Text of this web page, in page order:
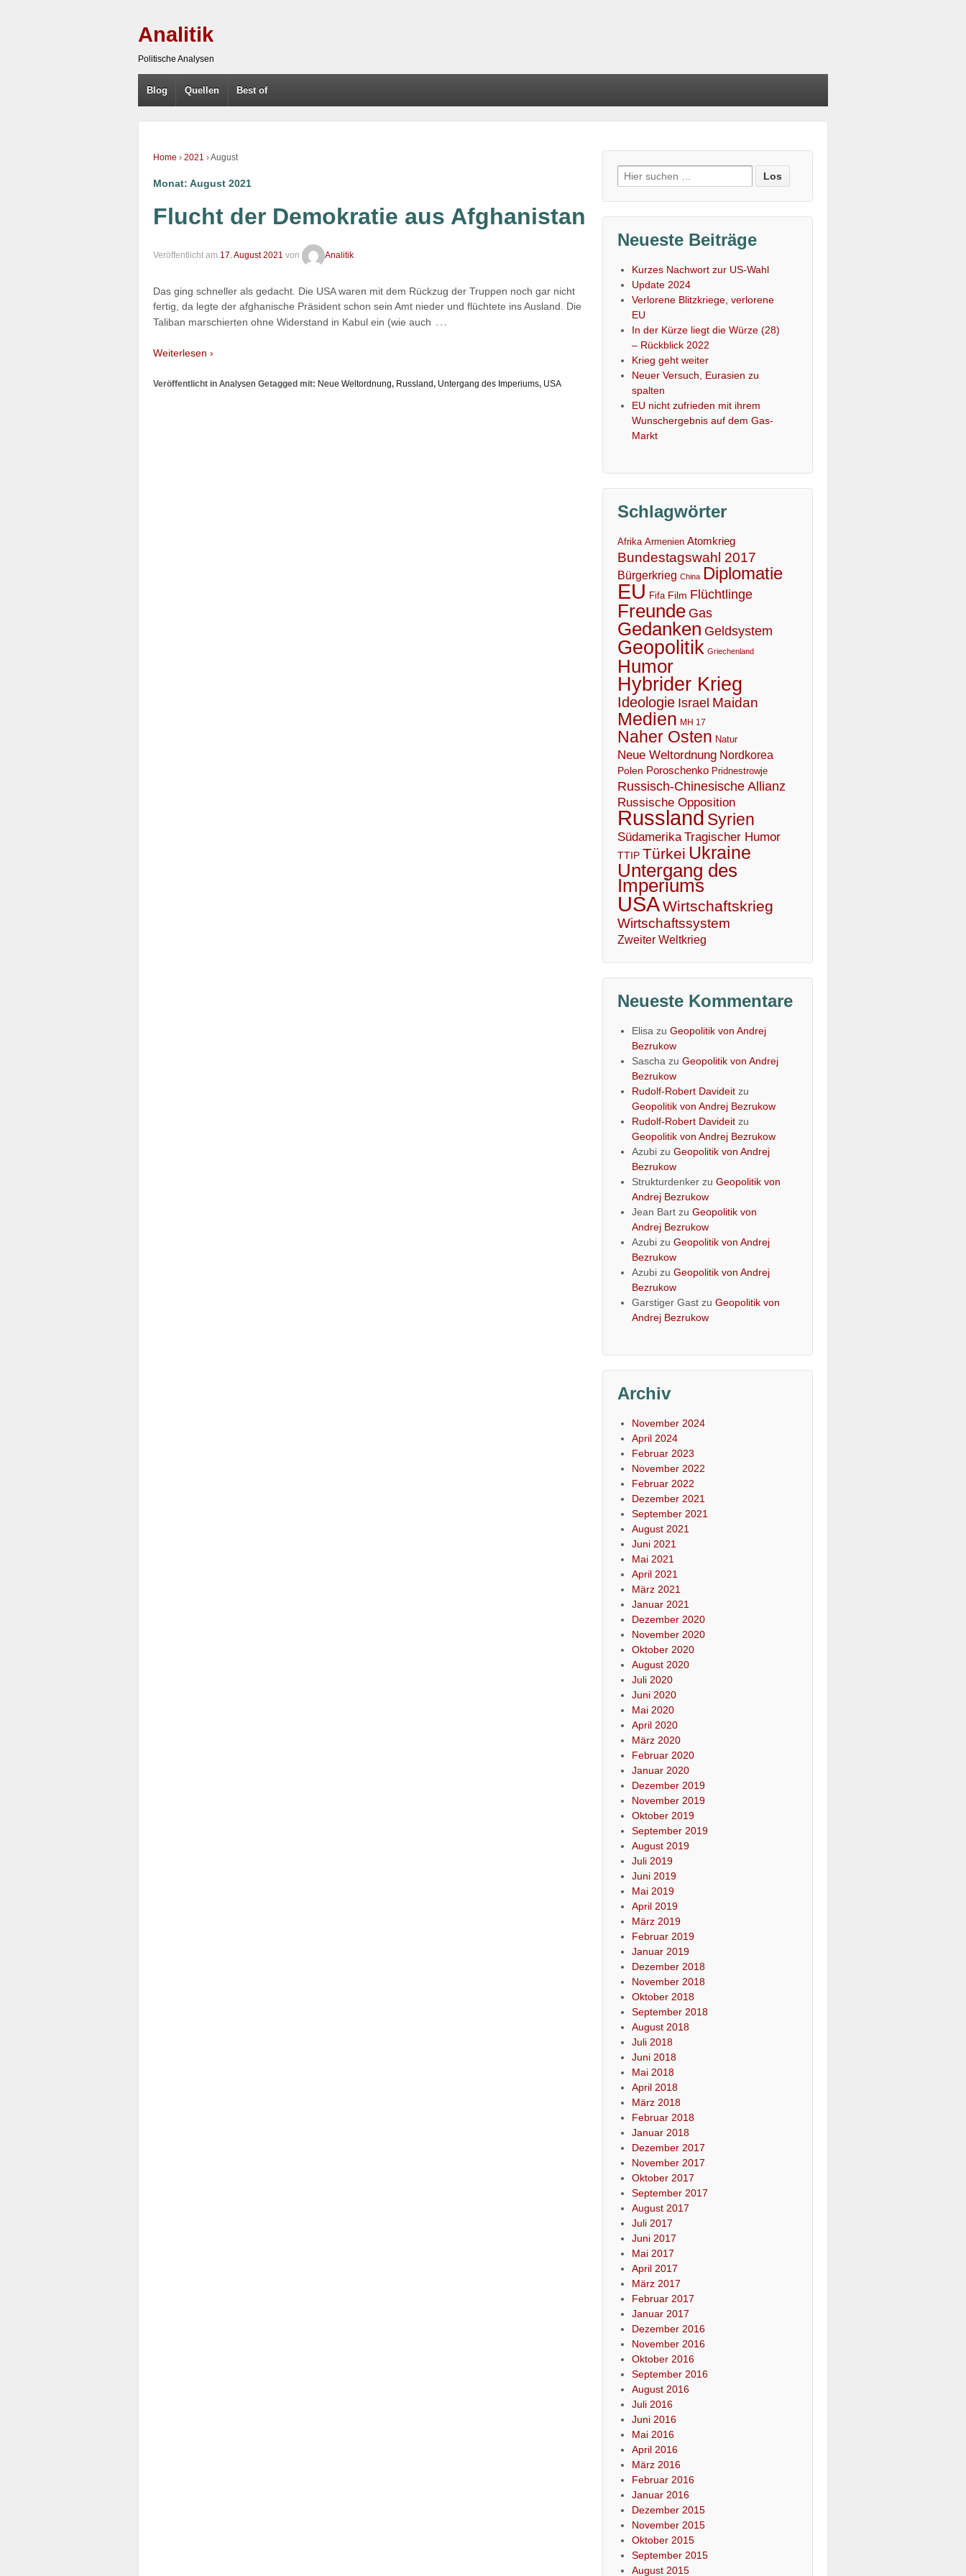
Analitik
Politische Analysen
Blog Quellen Best of
Home › 2021 ›August
Monat: August 2021
Flucht der Demokratie aus Afghanistan
Veröffentlicht am 17. August 2021 von Analitik
Das ging schneller als gedacht. Die USA waren mit dem Rückzug der Truppen noch gar nicht
fertig, da legte der afghanische Präsident schon sein Amt nieder und flüchtete ins Ausland. Die
Taliban marschierten ohne Widerstand in Kabul ein (wie auch …
Weiterlesen ›
Veröffentlicht in Analysen Getagged mit: Neue Weltordnung, Russland, Untergang des Imperiums, USA
Suche
nach:
Neueste Beiträge
Kurzes Nachwort zur US-Wahl
Update 2024
Verlorene Blitzkriege, verlorene
EU
In der Kürze liegt die Würze (28)
– Rückblick 2022
Krieg geht weiter
Neuer Versuch, Eurasien zu
spalten
EU nicht zufrieden mit ihrem
Wunschergebnis auf dem Gas-
Markt
Schlagwörter
Afrika Armenien Atomkrieg
Bundestagswahl 2017
Bürgerkrieg China Diplomatie
EU Fifa Film Flüchtlinge
Freunde Gas
Gedanken Geldsystem
Geopolitik Griechenland
Humor
Hybrider Krieg
Ideologie Israel Maidan
Medien MH 17
Naher Osten Natur
Neue Weltordnung Nordkorea
Polen Poroschenko Pridnestrowje
Russisch-Chinesische Allianz
Russische Opposition
Russland Syrien
Südamerika Tragischer Humor
TTIP Türkei Ukraine
Untergang des
Imperiums
USAWirtschaftskrieg
Wirtschaftssystem
Zweiter Weltkrieg
Neueste Kommentare
Elisa zuGeopolitik von Andrej
Bezrukow
Sascha zuGeopolitik von Andrej
Bezrukow
Rudolf-Robert Davideit zu
Geopolitik von Andrej Bezrukow
Rudolf-Robert Davideit zu
Geopolitik von Andrej Bezrukow
Azubi zuGeopolitik von Andrej
Bezrukow
Strukturdenker zuGeopolitik von
Andrej Bezrukow
Jean Bart zuGeopolitik von
Andrej Bezrukow
Azubi zuGeopolitik von Andrej
Bezrukow
Azubi zuGeopolitik von Andrej
Bezrukow
Garstiger Gast zuGeopolitik von
Andrej Bezrukow
Archiv
November 2024
April 2024
Februar 2023
November 2022
Februar 2022
Dezember 2021
September 2021
August 2021
Juni 2021
Mai 2021
April 2021
März 2021
Januar 2021
Dezember 2020
November 2020
Oktober 2020
August 2020
Juli 2020
Juni 2020
Mai 2020
April 2020
März 2020
Februar 2020
Januar 2020
Dezember 2019
November 2019
Oktober 2019
September 2019
August 2019
Juli 2019
Juni 2019
Mai 2019
April 2019
März 2019
Februar 2019
Januar 2019
Dezember 2018
November 2018
Oktober 2018
September 2018
August 2018
Juli 2018
Juni 2018
Mai 2018
April 2018
März 2018
Februar 2018
Januar 2018
Dezember 2017
November 2017
Oktober 2017
September 2017
August 2017
Juli 2017
Juni 2017
Mai 2017
April 2017
März 2017
Februar 2017
Januar 2017
Dezember 2016
November 2016
Oktober 2016
September 2016
August 2016
Juli 2016
Juni 2016
Mai 2016
April 2016
März 2016
Februar 2016
Januar 2016
Dezember 2015
November 2015
Oktober 2015
September 2015
August 2015